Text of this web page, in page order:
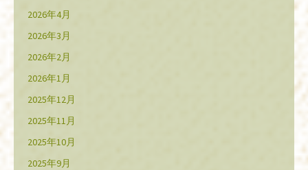
2026年4月
2026年3月
2026年2月
2026年1月
2025年12月
2025年11月
2025年10月
2025年9月